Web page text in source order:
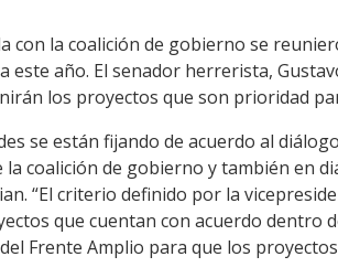
con la coalición de gobierno se
año. El senador herrerista,
los proyectos que son prioridad
se están fijando de acuerdo al
la coalición de gobierno y también en
“El criterio definido por la
que cuentan con acuerdo dentro
Frente Amplio para que los